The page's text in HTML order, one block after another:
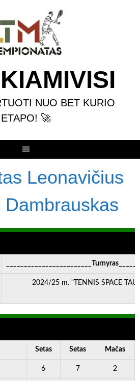
NUO BET KURIO
ETAPO! 🚀
Leonavičius
2024/25 m. "TENNIS SPACE
Setas Setas Mačas
6 7 2